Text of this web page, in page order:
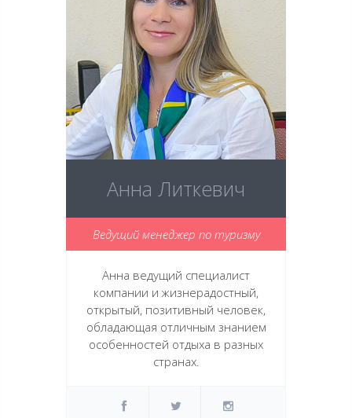
Анна Литкевич
Ведущий менеджер по туризму
Анна ведущий специалист
компании и жизнерадостный,
открытый, позитивный человек,
обладающая отличным знанием
особенностей отдыха в разных
странах.